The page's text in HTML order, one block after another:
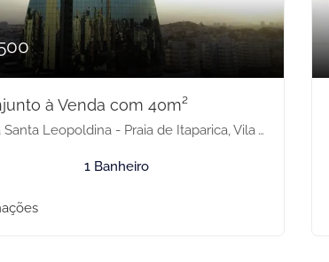
à Venda com 40m²
Leopoldina - Praia de Itaparica, Vila Velha-ES
1 Banheiro